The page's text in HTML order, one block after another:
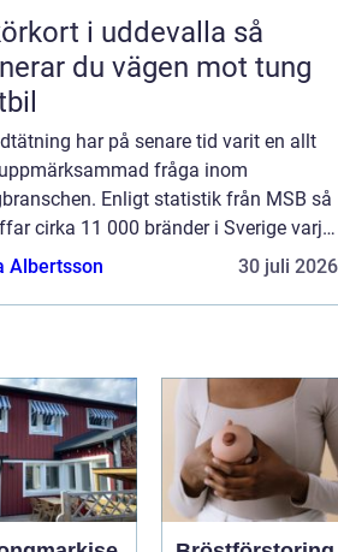
i uddevalla så
du vägen mot tung
har på senare tid varit en allt
fråga inom
Enligt statistik från MSB så
cirka 11 000 bränder i Sverige varje
innebär att de fles...
Albertsson 30 juli 2026